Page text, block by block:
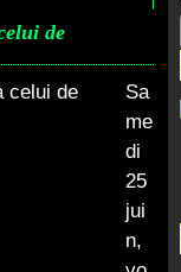
de
Sa
me
di
25
jui
n,